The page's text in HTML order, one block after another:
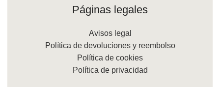
Páginas legales
Avisos legal
Política de devoluciones y reembolso
Política de cookies
Política de privacidad